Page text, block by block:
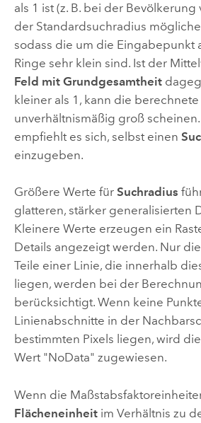
als 1 ist (z. B. bei der Bevölkerung
der Standardsuchradius
sodass die um die Eingabepunkt
Ringe sehr klein sind. Ist der
Feld mit Grundgesamtheit
kleiner als 1, kann die
unverhältnismäßig groß
empfiehlt es sich, selbst einen
einzugeben.
Größere Werte für Suchradius
glatteren, stärker generalisierten
Kleinere Werte erzeugen ein
Details angezeigt werden. Nur
Teile einer Linie, die innerhalb
liegen, werden bei der
berücksichtigt. Wenn keine
Linienabschnitte in der
bestimmten Pixels liegen, wird
Wert "NoData" zugewiesen.
Wenn die
Flächeneinheitim Verhältnis zu